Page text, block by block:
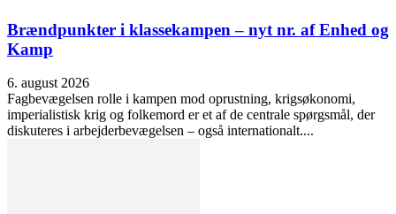
Brændpunkter i klassekampen – nyt nr. af Enhed og
Kamp
6. august 2026
Fagbevægelsen rolle i kampen mod oprustning, krigsøkonomi,
imperialistisk krig og folkemord er et af de centrale spørgsmål, der
diskuteres i arbejderbevægelsen – også internationalt....